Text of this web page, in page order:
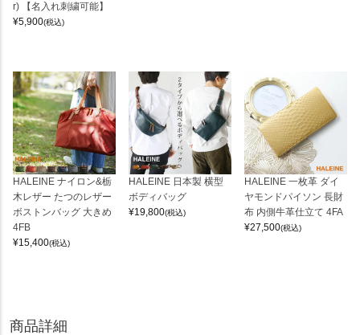
r) 【名入れ刺繍可能】
¥5,900(税込)
HALEINE ナイロン&栃
木レザー たつのレザー
ボストンバッグ 大きめ
4FB
¥15,400(税込)
HALEINE 日本製 横型
ボディバッグ
¥19,800(税込)
HALEINE 一枚革 ダイ
ヤモンドパイソン 長財
布 内側牛革仕立て 4FA
¥27,500(税込)
商品詳細